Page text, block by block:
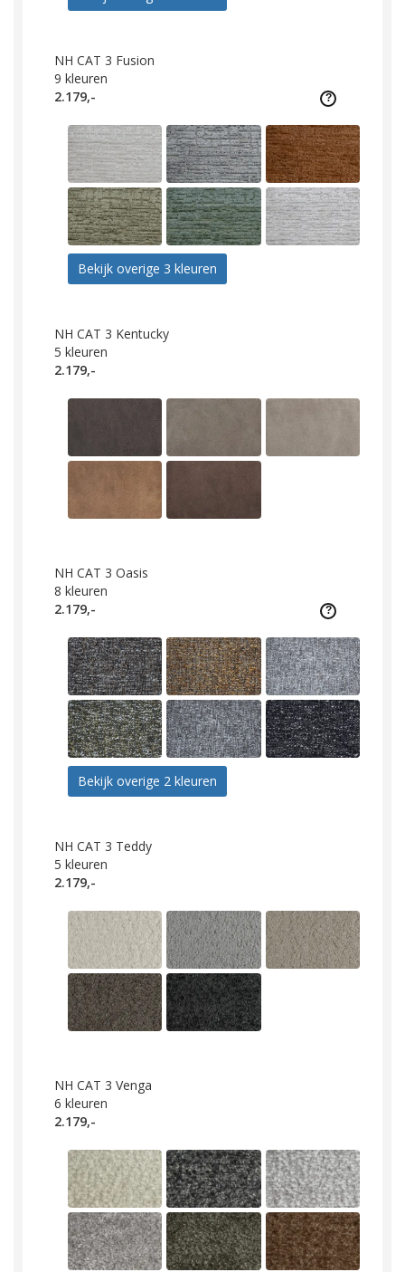
NH CAT 3 Fusion
9 kleuren
2.179,-
Bekijk overige 3 kleuren
NH CAT 3 Kentucky
5 kleuren
2.179,-
NH CAT 3 Oasis
8 kleuren
2.179,-
Bekijk overige 2 kleuren
NH CAT 3 Teddy
5 kleuren
2.179,-
NH CAT 3 Venga
6 kleuren
2.179,-